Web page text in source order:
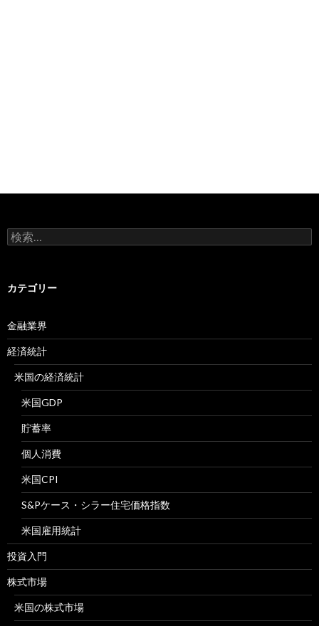
検
索:
カテゴリー
金融業界
経済統計
米国の経済統計
米国GDP
貯蓄率
個人消費
米国CPI
S&Pケース・シラー住宅価格指数
米国雇用統計
投資入門
株式市場
米国の株式市場